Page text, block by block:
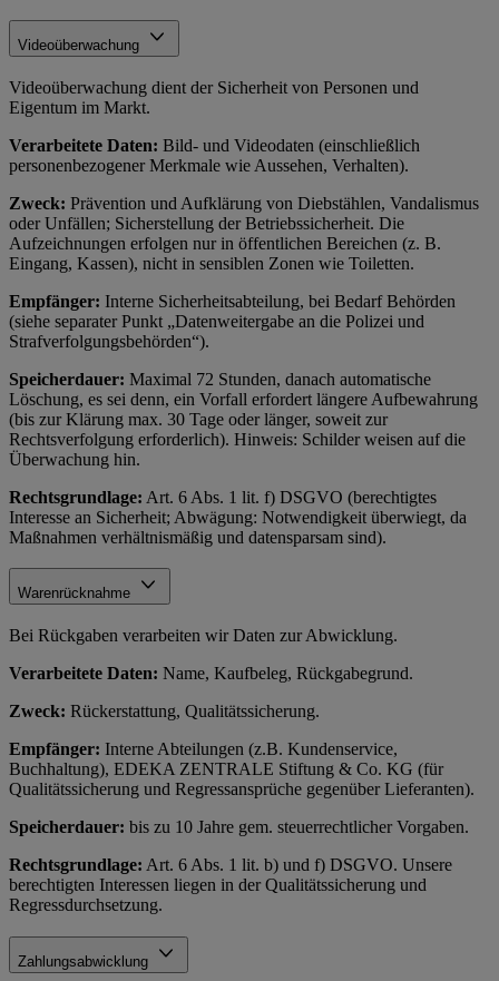
Videoüberwachung
Videoüberwachung dient der Sicherheit von Personen und
Eigentum im Markt.
Verarbeitete Daten: Bild- und Videodaten (einschließlich
personenbezogener Merkmale wie Aussehen, Verhalten).
Zweck: Prävention und Aufklärung von Diebstählen, Vandalismus
oder Unfällen; Sicherstellung der Betriebssicherheit. Die
Aufzeichnungen erfolgen nur in öffentlichen Bereichen (z. B.
Eingang, Kassen), nicht in sensiblen Zonen wie Toiletten.
Empfänger: Interne Sicherheitsabteilung, bei Bedarf Behörden
(siehe separater Punkt „Datenweitergabe an die Polizei und
Strafverfolgungsbehörden“).
Speicherdauer: Maximal 72 Stunden, danach automatische
Löschung, es sei denn, ein Vorfall erfordert längere Aufbewahrung
(bis zur Klärung max. 30 Tage oder länger, soweit zur
Rechtsverfolgung erforderlich). Hinweis: Schilder weisen auf die
Überwachung hin.
Rechtsgrundlage: Art. 6 Abs. 1 lit. f) DSGVO (berechtigtes
Interesse an Sicherheit; Abwägung: Notwendigkeit überwiegt, da
Maßnahmen verhältnismäßig und datensparsam sind).
Warenrücknahme
Bei Rückgaben verarbeiten wir Daten zur Abwicklung.
Verarbeitete Daten: Name, Kaufbeleg, Rückgabegrund.
Zweck: Rückerstattung, Qualitätssicherung.
Empfänger: Interne Abteilungen (z.B. Kundenservice,
Buchhaltung), EDEKA ZENTRALE Stiftung & Co. KG (für
Qualitätssicherung und Regressansprüche gegenüber Lieferanten).
Speicherdauer: bis zu 10 Jahre gem. steuerrechtlicher Vorgaben.
Rechtsgrundlage: Art. 6 Abs. 1 lit. b) und f) DSGVO. Unsere
berechtigten Interessen liegen in der Qualitätssicherung und
Regressdurchsetzung.
Zahlungsabwicklung